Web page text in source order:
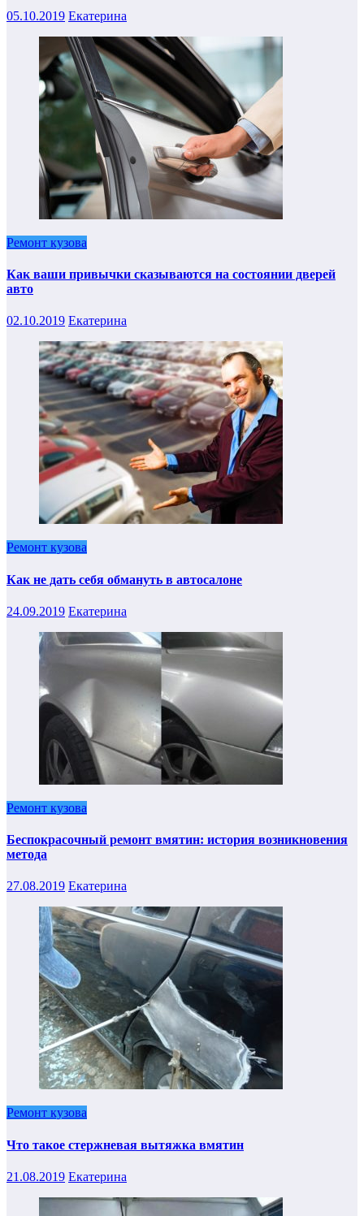
05.10.2019 Екатерина
Ремонт кузова
Как ваши привычки сказываются на состоянии дверей
авто
02.10.2019 Екатерина
Ремонт кузова
Как не дать себя обмануть в автосалоне
24.09.2019 Екатерина
Ремонт кузова
Беспокрасочный ремонт вмятин: история возникновения
метода
27.08.2019 Екатерина
Ремонт кузова
Что такое стержневая вытяжка вмятин
21.08.2019 Екатерина